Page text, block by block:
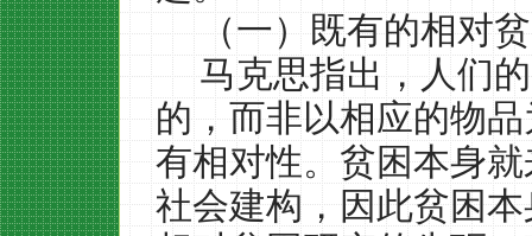
（一）既有的相对
马克思指出，人们
的，而非以相应的物
有相对性。贫困本身
社会建构，因此贫困